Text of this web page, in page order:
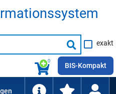
Suche
starten
exakt
0
BIS-Kompakt